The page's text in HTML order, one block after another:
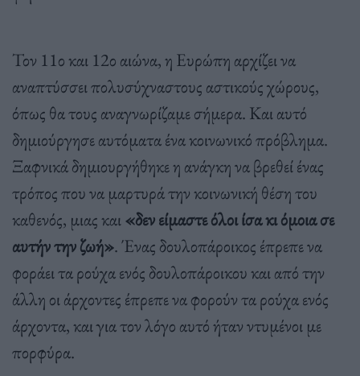
Τον 11ο και 12ο αιώνα, η Ευρώπη αρχίζει να
αναπτύσσει πολυσύχναστους αστικούς χώρους,
όπως θα τους αναγνωρίζαμε σήμερα. Και αυτό
δημιούργησε αυτόματα ένα κοινωνικό πρόβλημα.
Ξαφνικά δημιουργήθηκε η ανάγκη να βρεθεί ένας
τρόπος που να μαρτυρά την κοινωνική θέση του
καθενός, μιας και«δεν είμαστε όλοι ίσα κι όμοια σε
αυτήν την ζωή». Ένας δουλοπάροικος έπρεπε να
φοράει τα ρούχα ενός δουλοπάροικου και από την
άλλη οι άρχοντες έπρεπε να φορούν τα ρούχα ενός
άρχοντα, και για τον λόγο αυτό ήταν ντυμένοι με
πορφύρα.